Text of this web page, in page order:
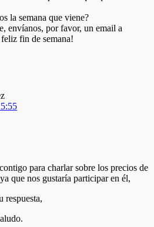
la semana que viene?
envíanos, por favor, un email a
fin de semana!
para charlar sobre los precios de
que nos gustaría participar en él,
respuesta,